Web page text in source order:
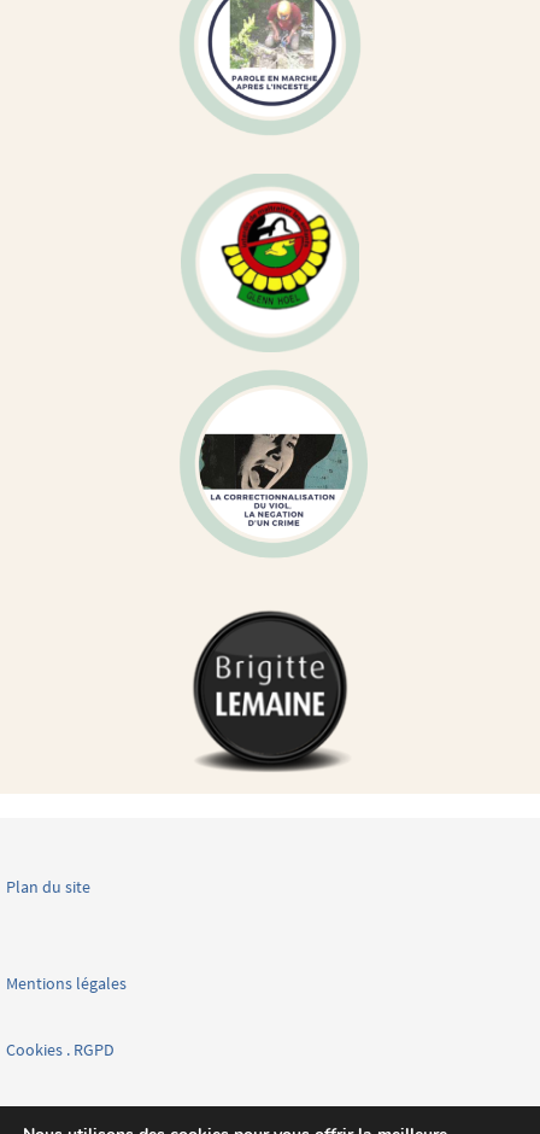
Plan du site
Mentions légales
Cookies . RGPD